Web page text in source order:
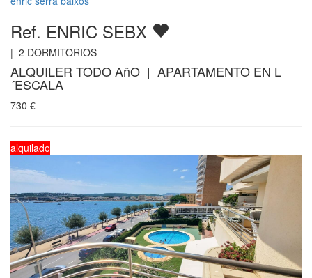
Ref. ENRIC SEBX
| 2 DORMITORIOS
ALQUILER TODO AñO | APARTAMENTO EN L
´ESCALA
730 €
alquilado